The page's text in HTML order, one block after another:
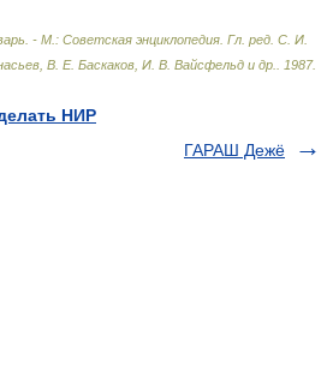
- М.: Советская энциклопедия Гл. ред. С. И.
В. Е. Баскаков, И. В. Вайсфельд и др.
1987.
НИР
ГАРАШ Дежё